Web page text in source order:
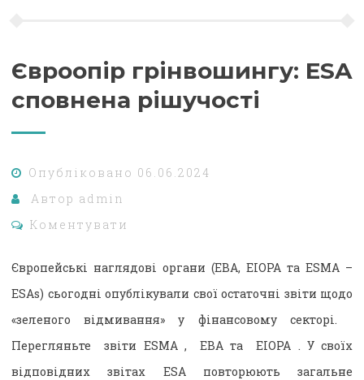
Євроопір грінвошингу: ESA
сповнена рішучості
Опубліковано 06.06.2024
Автор admin
Коментувати
Європейські наглядові органи (EBA, EIOPA та ESMA –
ESAs) сьогодні опублікували свої остаточні звіти щодо
«зеленого відмивання» у фінансовому секторі.
Перегляньте звіти ESMA , EBA та EIOPA . У своїх
відповідних звітах ESA повторюють загальне